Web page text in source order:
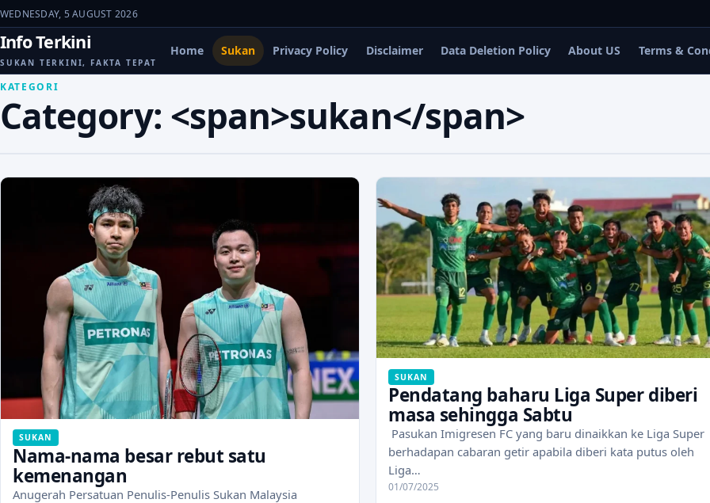
WEDNESDAY, 5 AUGUST 2026
Info Terkini
SUKAN TERKINI, FAKTA TEPAT
Home Sukan Privacy Policy Disclaimer Data Deletion Policy About US Terms &
KATEGORI
Category: <span>sukan</span>
SUKAN
Nama-nama besar rebut satu
kemenangan
Anugerah Persatuan Penulis-Penulis Sukan Malaysia
SUKAN
Pendatang baharu Liga Super diberi
masa sehingga Sabtu
Pasukan Imigresen FC yang baru dinaikkan ke Liga Super
berhadapan cabaran getir apabila diberi kata putus oleh
Liga…
01/07/2025